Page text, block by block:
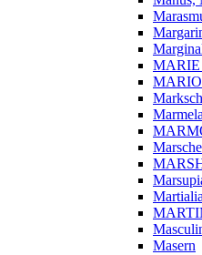
MARIE
Martialia
Masern